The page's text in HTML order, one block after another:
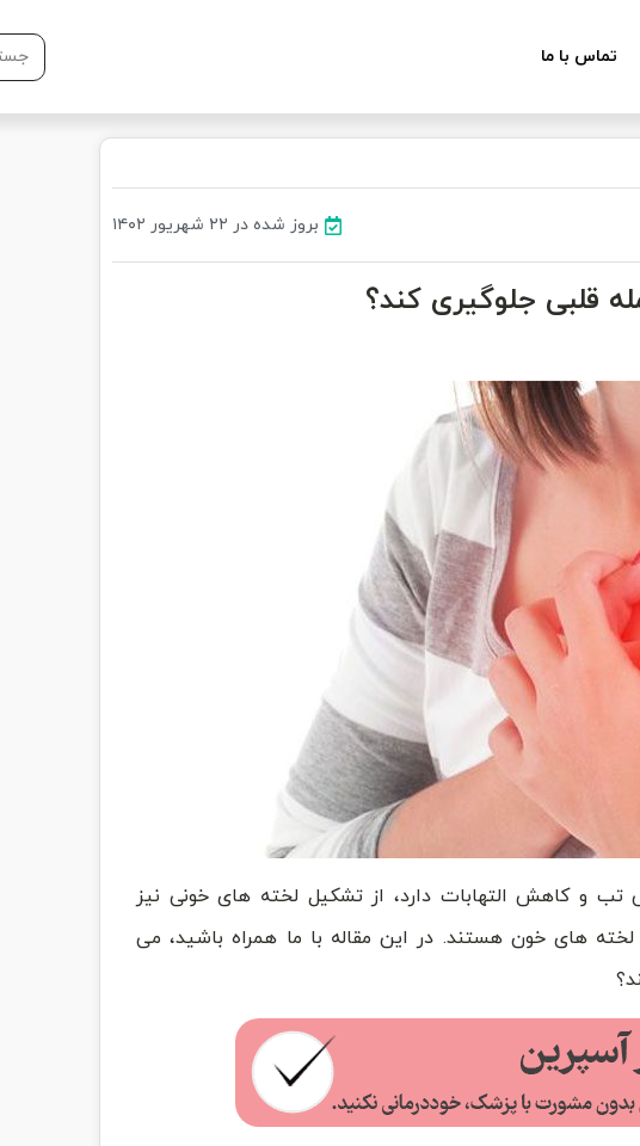
تماس با ما
بروز شده در ۲۲ شهریور ۱۴۰۲
قلبی جلوگیری کند؟
و کاهش التهابات دارد، از تشکیل لخته های خونی نیز
های خون هستند. در این مقاله با ما همراه باشید، می